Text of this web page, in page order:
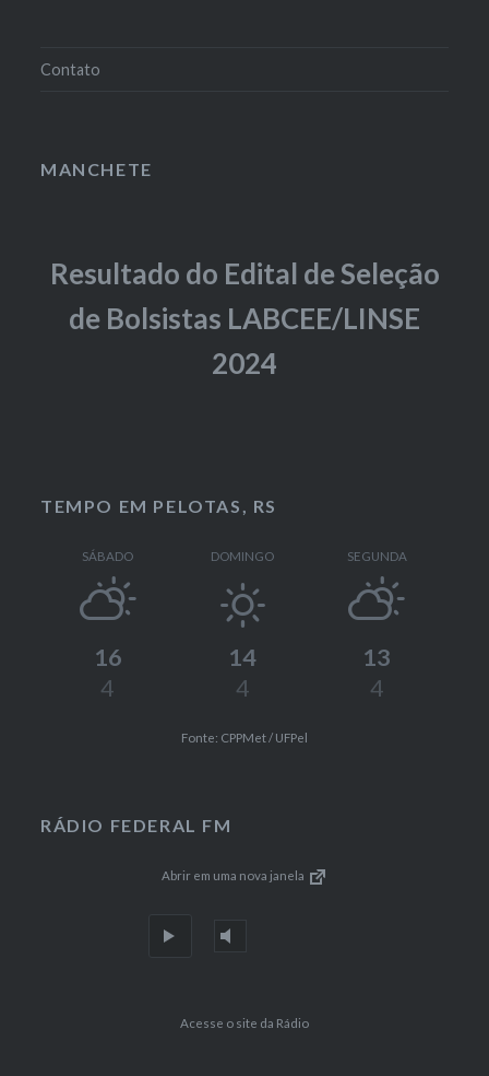
Contato
MANCHETE
Resultado do Edital de Seleção
de Bolsistas LABCEE/LINSE
2024
TEMPO EM PELOTAS, RS
SÁBADO
16
4
DOMINGO
14
4
SEGUNDA
13
4
Fonte: CPPMet / UFPel
RÁDIO FEDERAL FM
Abrir em uma nova janela
Acesse o site da Rádio